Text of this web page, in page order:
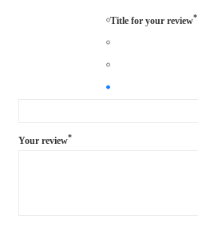
Title for your review*
Your review*